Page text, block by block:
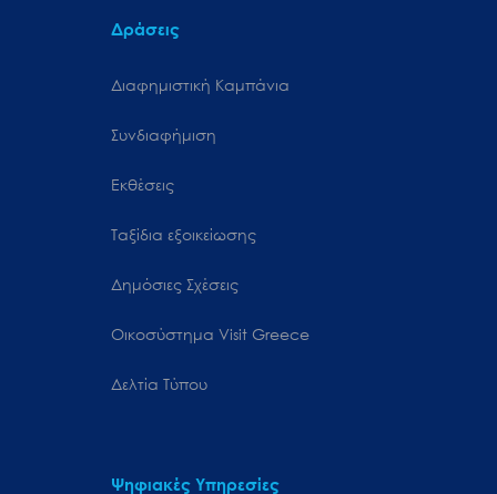
Δράσεις
Διαφημιστική Καμπάνια
Συνδιαφήμιση
Εκθέσεις
Ταξίδια εξοικείωσης
Δημόσιες Σχέσεις
Oικοσύστημα Visit Greece
Δελτία Τύπου
Ψηφιακές Υπηρεσίες